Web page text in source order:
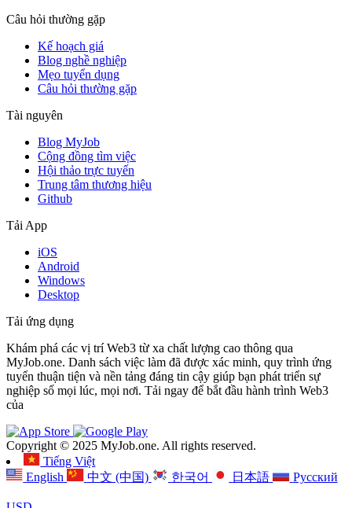
Câu hỏi thường gặp
Kế hoạch giá
Blog nghề nghiệp
Mẹo tuyển dụng
Câu hỏi thường gặp
Tài nguyên
Blog MyJob
Cộng đồng tìm việc
Hội thảo trực tuyến
Trung tâm thương hiệu
Github
Tải App
iOS
Android
Windows
Desktop
Tải ứng dụng
Khám phá các vị trí Web3 từ xa chất lượng cao thông qua
MyJob.one. Danh sách việc làm đã được xác minh, quy trình ứng
tuyển thuận tiện và nền tảng đáng tin cậy giúp bạn phát triển sự
nghiệp số mọi lúc, mọi nơi. Tải ngay để bắt đầu hành trình Web3
của
Copyright © 2025 MyJob.one. All rights reserved.
Tiếng Việt
English
中文 (中国) 한국어 日本語 Русский